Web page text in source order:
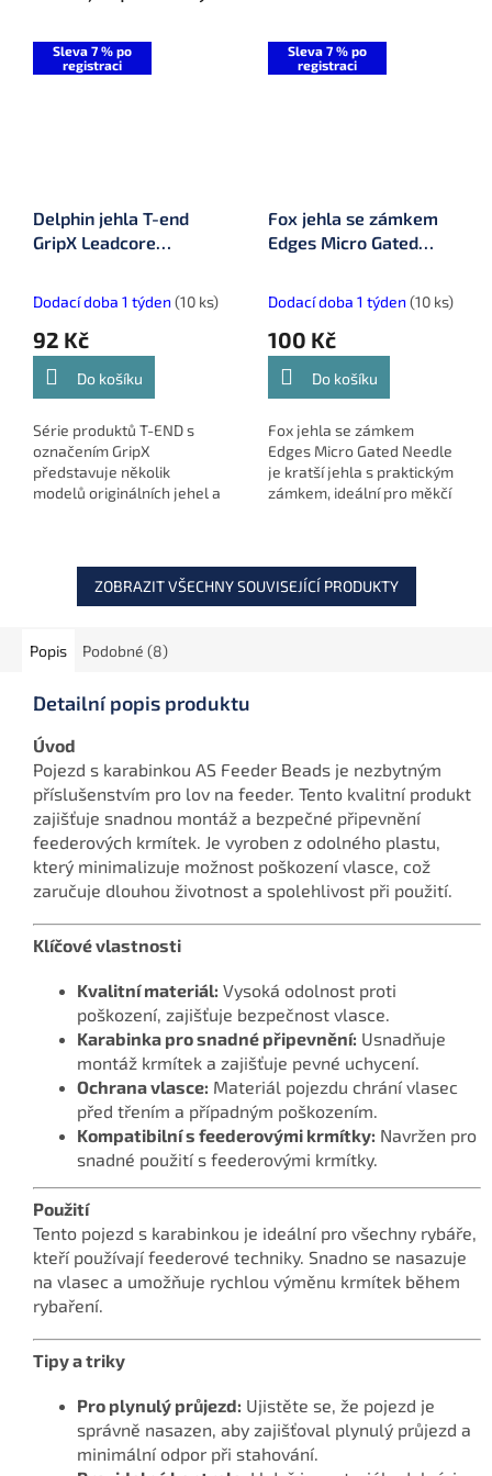
Sleva 7 % po
registraci
Delphin jehla T-end
GripX Leadcore
Dodací doba 1 týden (10 ks)
92 Kč
Do košíku
Série produktů T-END s
označením GripX
představuje několik
modelů originálních jehel a
Sleva 7 % po
registraci
Fox jehla se zámkem
Edges Micro Gated
Dodací doba 1 týden (10 ks)
100 Kč
Do košíku
Fox jehla se zámkem
Edges Micro Gated Needle
je kratší jehla s praktickým
zámkem, ideální pro měkčí
ZOBRAZIT VŠECHNY SOUVISEJÍCÍ PRODUKTY
Popis Podobné (8)
Detailní popis produktu
Úvod
Pojezd s karabinkou AS Feeder Beads je nezbytným
příslušenstvím pro lov na feeder. Tento kvalitní produkt
zajišťuje snadnou montáž a bezpečné připevnění
feederových krmítek. Je vyroben z odolného plastu,
který minimalizuje možnost poškození vlasce, což
zaručuje dlouhou životnost a spolehlivost při použití.
Klíčové vlastnosti
Kvalitní materiál: Vysoká odolnost proti
poškození, zajišťuje bezpečnost vlasce.
Karabinka pro snadné připevnění: Usnadňuje
montáž krmítek a zajišťuje pevné uchycení.
Ochrana vlasce: Materiál pojezdu chrání vlasec
před třením a případným poškozením.
Kompatibilní s feederovými krmítky: Navržen pro
snadné použití s feederovými krmítky.
Použití
Tento pojezd s karabinkou je ideální pro všechny rybáře,
kteří používají feederové techniky. Snadno se nasazuje
na vlasec a umožňuje rychlou výměnu krmítek během
rybaření.
Tipy a triky
Pro plynulý průjezd: Ujistěte se, že pojezd je
správně nasazen, aby zajišťoval plynulý průjezd a
minimální odpor při stahování.